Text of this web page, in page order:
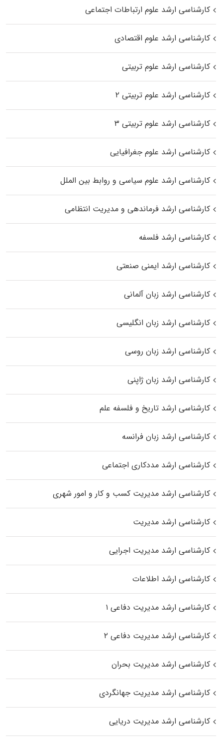
کارشناسی ارشد علوم ارتباطات اجتماعی
کارشناسی ارشد علوم اقتصادی
کارشناسی ارشد علوم تربیتی
کارشناسی ارشد علوم تربیتی ۲
کارشناسی ارشد علوم تربیتی ۳
کارشناسی ارشد علوم جغرافیایی
کارشناسی ارشد علوم سیاسی و روابط بین الملل
کارشناسی ارشد فرماندهی و مدیریت انتظامی
کارشناسی ارشد فلسفه
کارشناسی ارشد ایمنی صنعتی
کارشناسی ارشد زبان آلمانی
کارشناسی ارشد زبان انگلیسی
کارشناسی ارشد زبان روسی
کارشناسی ارشد زبان ژاپنی
کارشناسی ارشد تاریخ و فلسفه علم
کارشناسی ارشد زبان فرانسه
کارشناسی ارشد مددکاری اجتماعی
کارشناسی ارشد مدیریت کسب و کار و امور شهری
کارشناسی ارشد مدیریت
کارشناسی ارشد مدیریت اجرایی
کارشناسی ارشد اطلاعات
کارشناسی ارشد مدیریت دفاعی ۱
کارشناسی ارشد مدیریت دفاعی ۲
کارشناسی ارشد مدیریت بحران
کارشناسی ارشد مدیریت جهانگردی
کارشناسی ارشد مدیریت دریایی